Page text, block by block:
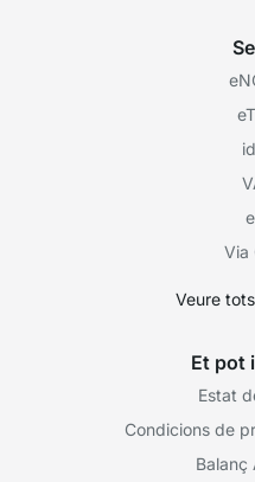
Via
Veure
Et pot
Estat
Condicions de
Balanç